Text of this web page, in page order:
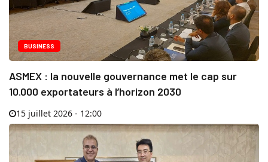
BUSINESS
ASMEX : la nouvelle gouvernance met le cap sur
10.000 exportateurs à l’horizon 2030
15 juillet 2026 - 12:00